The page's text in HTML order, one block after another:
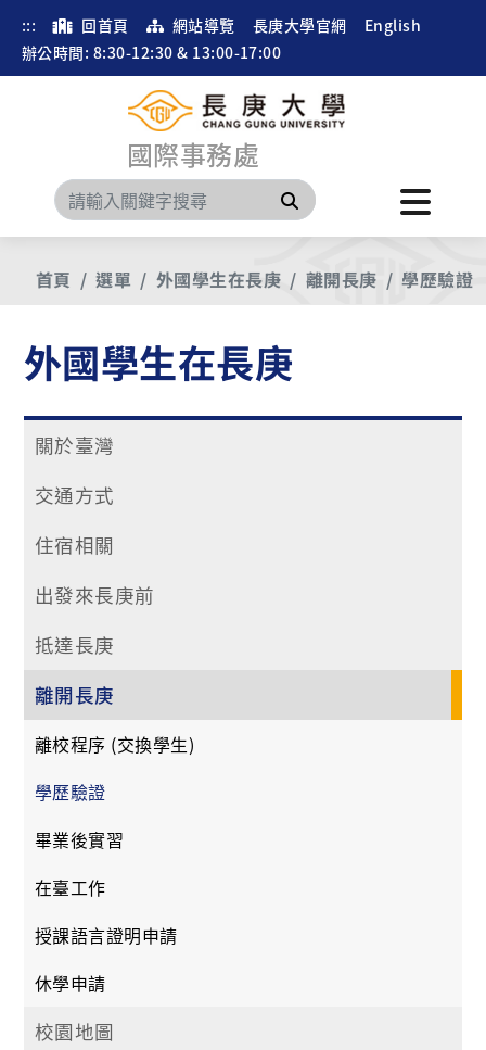
::: 回首頁 網站導覽 長庚大學官網
English
辦公時間: 8:30-12:30 & 13:00-17:00
國際事務處
搜尋
首頁 選單 外國學生在長庚 離開長庚 學歷驗證
外國學生在長庚
關於臺灣
交通方式
住宿相關
出發來長庚前
抵達長庚
離開長庚
離校程序 (交換學生)
學歷驗證
畢業後實習
在臺工作
授課語言證明申請
休學申請
校園地圖